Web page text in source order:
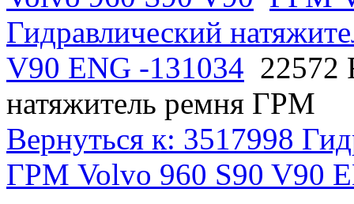
Гидравлический
V90 ENG -131034 22572
натяжитель ремня ГРМ
Вернуться к: 3517998
ГРМ Volvo 960 S90 V90